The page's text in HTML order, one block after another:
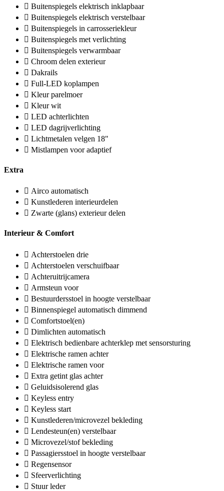
Buitenspiegels elektrisch inklapbaar
Buitenspiegels elektrisch verstelbaar
Buitenspiegels in carrosseriekleur
Buitenspiegels met verlichting
Buitenspiegels verwarmbaar
Chroom delen exterieur
Dakrails
Full-LED koplampen
Kleur parelmoer
Kleur wit
LED achterlichten
LED dagrijverlichting
Lichtmetalen velgen 18"
Mistlampen voor adaptief
Extra
Airco automatisch
Kunstlederen interieurdelen
Zwarte (glans) exterieur delen
Interieur & Comfort
Achterstoelen drie
Achterstoelen verschuifbaar
Achteruitrijcamera
Armsteun voor
Bestuurdersstoel in hoogte verstelbaar
Binnenspiegel automatisch dimmend
Comfortstoel(en)
Dimlichten automatisch
Elektrisch bedienbare achterklep met sensorsturing
Elektrische ramen achter
Elektrische ramen voor
Extra getint glas achter
Geluidsisolerend glas
Keyless entry
Keyless start
Kunstlederen/microvezel bekleding
Lendesteun(en) verstelbaar
Microvezel/stof bekleding
Passagiersstoel in hoogte verstelbaar
Regensensor
Sfeerverlichting
Stuur leder